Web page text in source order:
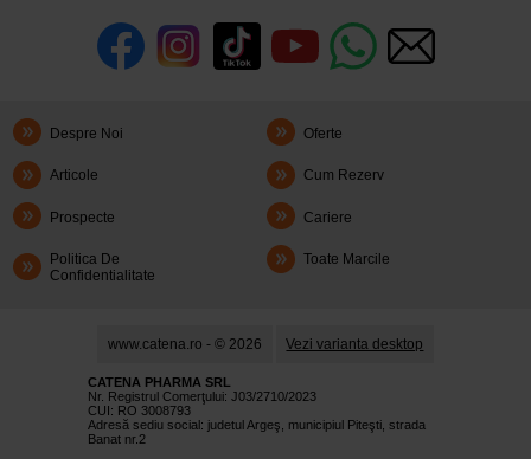
Despre Noi Oferte
Articole Cum Rezerv
Prospecte Cariere
Politica De
Confidentialitate
Toate Marcile
www.catena.ro - © 2026 Vezi varianta desktop
CATENA PHARMA SRL
Nr. Registrul Comerţului: J03/2710/2023
CUI: RO 3008793
Adresă sediu social: judetul Argeş, municipiul Piteşti, strada
Banat nr.2